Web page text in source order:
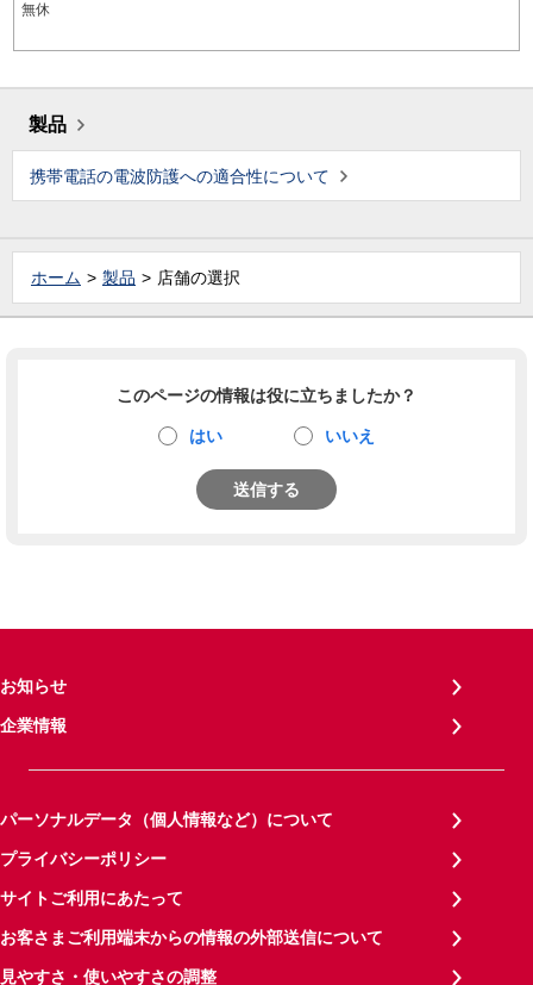
無休
製品
携帯電話の電波防護への適合性について
ホーム 製品 店舗の選択
このページの情報は役に立ちましたか？
はい いいえ
送信する
お知らせ
企業情報
パーソナルデータ（個人情報など）について
プライバシーポリシー
サイトご利用にあたって
お客さまご利用端末からの情報の外部送信について
見やすさ・使いやすさの調整